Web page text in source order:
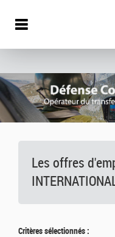
Les offres
Critères sélectionnés :